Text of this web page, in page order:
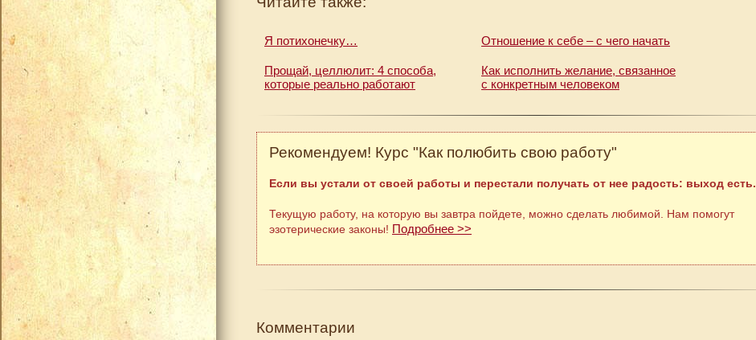
Я потихонечку… Отношение к себе – с чего начать
Прощай, целлюлит: 4 способа,
которые реально работают
Как исполнить желание, связанное
с конкретным человеком
Рекомендуем! Курс "Как полюбить свою работу"
Если вы устали от своей работы и перестали получать от нее радость: выход есть.
Текущую работу, на которую вы завтра пойдете, можно сделать любимой. Нам помогут
эзотерические законы! Подробнее >>
Комментарии